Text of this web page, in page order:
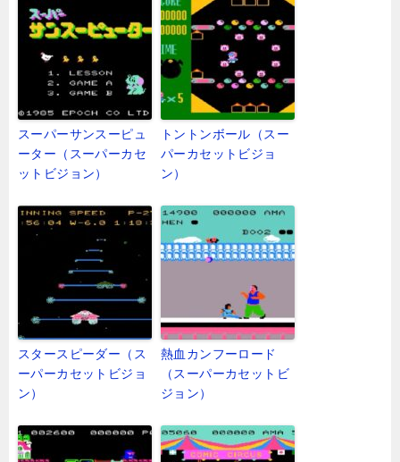
スーパーサンスーピュ
ーター（スーパーカセ
ットビジョン）
トントンボール（スー
パーカセットビジョ
ン）
スタースピーダー（ス
ーパーカセットビジョ
ン）
熱血カンフーロード
（スーパーカセットビ
ジョン）